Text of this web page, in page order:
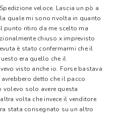
veloce. Lascia un pò a
quale mi sono rivolta in quanto
punto ritiro da me scelto ma
chiuso x imprevisto
è stato confermarmi che il
era quello che il
visto anche io. Forse bastava
detto che il pacco
solo avere questa
volta che invece il venditore
stata consegnato su un altro